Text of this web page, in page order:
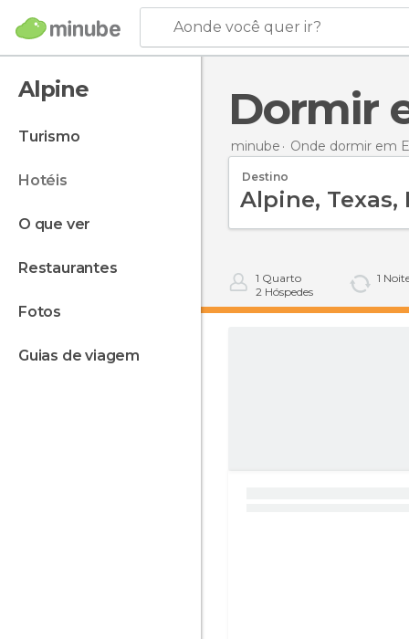
Aonde você quer ir?
Alpine
turismo
hotéis
o que ver
restaurantes
fotos
guias de viagem
minube Onde dormir em
Destino
1 Quarto
2 Hóspedes
1